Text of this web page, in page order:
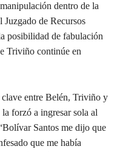
dentro de la
de Recursos
posibilidad de fabulación
Triviño continúe en
clave entre Belén, Triviño y
forzó a ingresar sola al
Santos me dijo que
que me había